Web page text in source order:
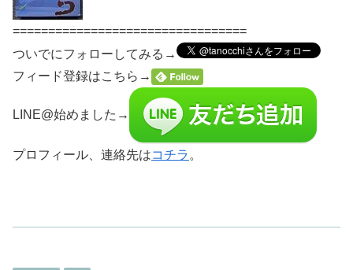
=================================
ついでにフォローしてみる→
フィード登録はこちら→
LINE@始めました→
プロフィール、連絡先はコチラ 。